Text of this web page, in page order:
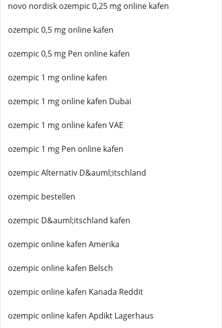
novo nordisk ozempic 0,25 mg online kafen
ozempic 0,5 mg online kafen
ozempic 0,5 mg Pen online kafen
ozempic 1 mg online kafen
ozempic 1 mg online kafen Dubai
ozempic 1 mg online kafen VAE
ozempic 1 mg Pen online kafen
ozempic Alternativ D&auml;itschland
ozempic bestellen
ozempic D&auml;itschland kafen
ozempic online kafen Amerika
ozempic online kafen Belsch
ozempic online kafen Kanada Reddit
ozempic online kafen Apdikt Lagerhaus